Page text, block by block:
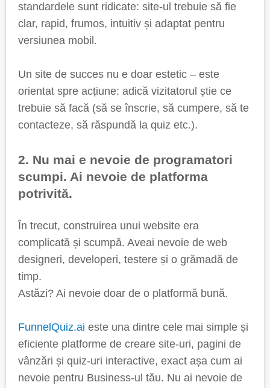
standardele sunt ridicate: site-ul trebuie să fie
clar, rapid, frumos, intuitiv și adaptat pentru
versiunea mobil.
Un site de succes nu e doar estetic – este
orientat spre acțiune: adică vizitatorul știe ce
trebuie să facă (să se înscrie, să cumpere, să te
contacteze, să răspundă la quiz etc.).
2. Nu mai e nevoie de programatori
scumpi. Ai nevoie de platforma
potrivită.
În trecut, construirea unui website era
complicată și scumpă. Aveai nevoie de web
designeri, developeri, testere și o grămadă de
timp.
Astăzi? Ai nevoie doar de o platformă bună.
FunnelQuiz.ai este una dintre cele mai simple și
eficiente platforme de creare site-uri, pagini de
vânzări și quiz-uri interactive, exact așa cum ai
nevoie pentru Business-ul tău. Nu ai nevoie de